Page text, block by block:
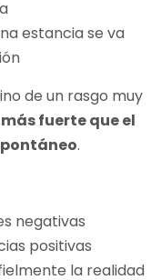
estancia se va
de un rasgo muy
fuerte que el
.
negativas
positivas
la realidad